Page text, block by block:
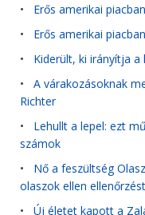
• Erős amerikai
• Erős amerikai
• Kiderült, ki irányítja
• A várakozásoknak
Richter
• Lehullt a lepel: ezt
számok
• Nő a feszültség
olaszok ellen
• Új életet kapott a